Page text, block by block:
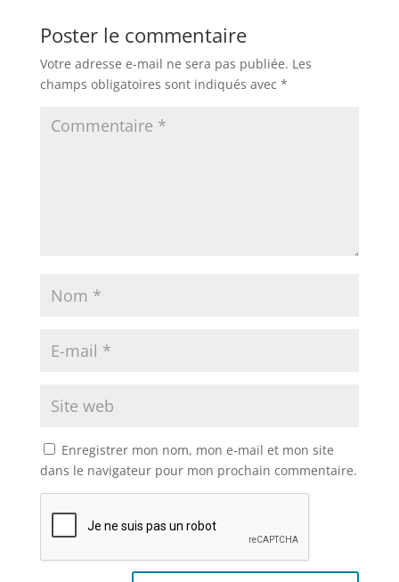
Poster le commentaire
Votre adresse e-mail ne sera pas publiée. Les
champs obligatoires sont indiqués avec *
Enregistrer mon nom, mon e-mail et mon site
dans le navigateur pour mon prochain commentaire.